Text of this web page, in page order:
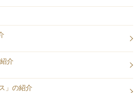
介
」の紹介